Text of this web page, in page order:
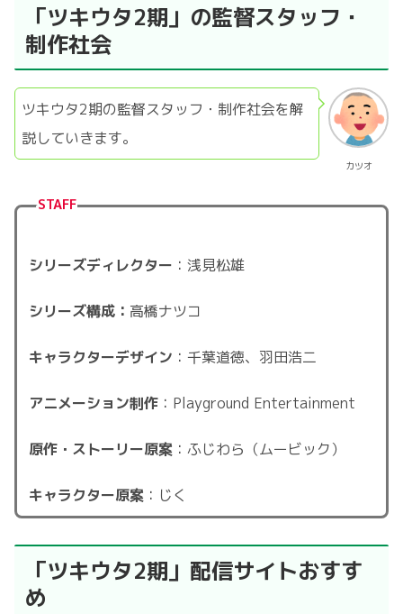
「ツキウタ2期」の監督スタッフ・
制作社会
カツオ
ツキウタ2期の監督スタッフ・制作社会を解
説していきます。
STAFF
シリーズディレクター ：浅見松雄
シリーズ構成： 高橋ナツコ
キャラクターデザイン ：千葉道徳、羽田浩二
アニメーション制作：Playground Entertainment
原作・ストーリー原案 ：ふじわら（ムービック）
キャラクター原案：じく
「ツキウタ2期」配信サイトおすす
め